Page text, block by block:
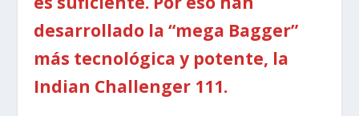
desarrollado la “mega Bagger”
más tecnológica y potente, la
Indian Challenger 111.